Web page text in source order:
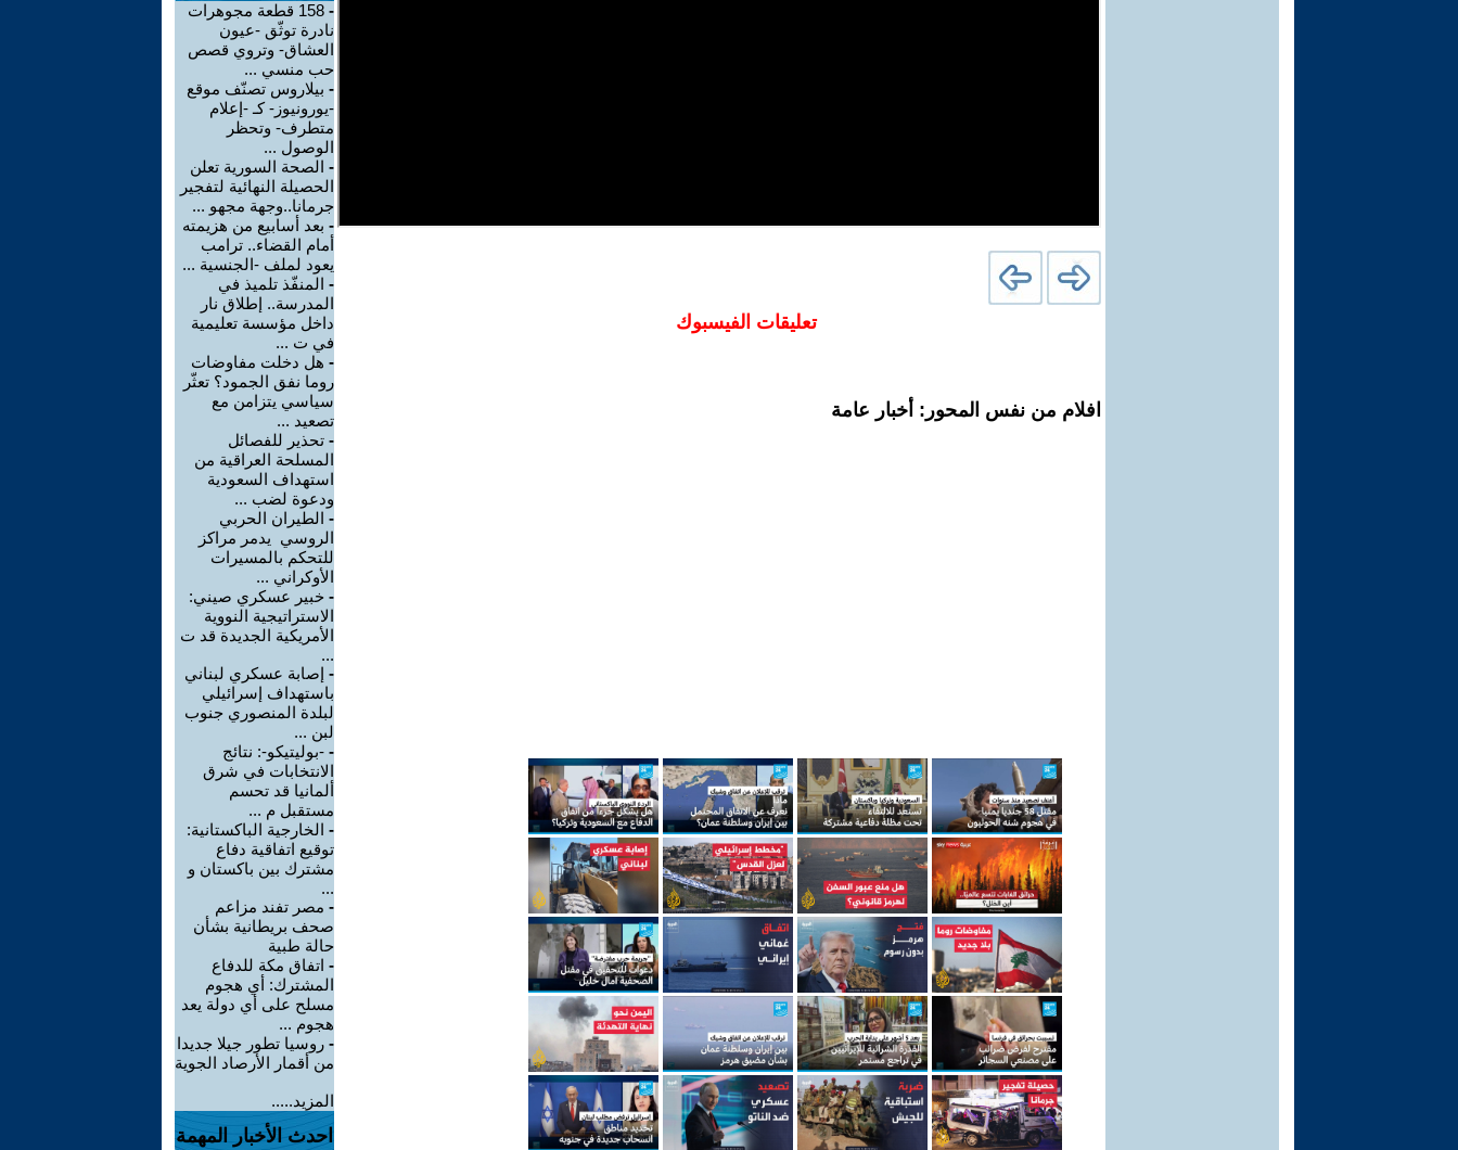
تعليقات الفيسبوك
افلام من نفس المحور: أخبار عامة
-
158 قطعة مجوهرات
نادرة توثّق -عيون
العشاق- وتروي قصص
حب منسي ...
- بيلاروس تصنّف موقع
-يورونيوز- كـ -إعلام
متطرف- وتحظر
الوصول ...
- الصحة السورية تعلن
الحصيلة النهائية لتفجير
جرمانا..وجهة مجهو ...
- بعد أسابيع من هزيمته
أمام القضاء.. ترامب
يعود لملف -الجنسية ...
- المنفّذ تلميذ في
المدرسة.. إطلاق نار
داخل مؤسسة تعليمية
في ت ...
- هل دخلت مفاوضات
روما نفق الجمود؟ تعثّر
سياسي يتزامن مع
تصعيد ...
- تحذير للفصائل
المسلحة العراقية من
استهداف السعودية
ودعوة لضب ...
- الطيران الحربي
الروسي يدمر مراكز
للتحكم بالمسيرات
الأوكراني ...
- خبير عسكري صيني:
الاستراتيجية النووية
الأمريكية الجديدة قد ت
...
- إصابة عسكري لبناني
باستهداف إسرائيلي
لبلدة المنصوري جنوب
لبن ...
- -بوليتيكو-: نتائج
الانتخابات في شرق
ألمانيا قد تحسم
مستقبل م ...
- الخارجية الباكستانية:
توقيع اتفاقية دفاع
مشترك بين باكستان و
...
- مصر تفند مزاعم
صحف بريطانية بشأن
حالة طبية
- ‏اتفاق مكة للدفاع
المشترك: أي هجوم
مسلح على أي دولة يعد
هجوم ...
- روسيا تطور جيلا جديدا
من أقمار الأرصاد الجوية
المزيد.....
احدث الأخبار المهمة